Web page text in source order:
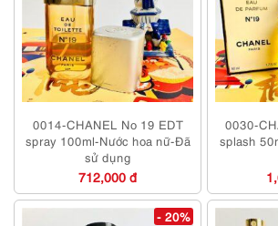
0014-CHANEL No 19 EDT
spray 100ml-Nước hoa nữ-Đã
sử dụng
712,000 đ
0030-
splash
- 20%